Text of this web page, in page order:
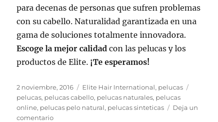
para decenas de personas que sufren problemas
con su cabello. Naturalidad garantizada en una
gama de soluciones totalmente innovadora.
Escoge la mejor calidad con las pelucas y los
productos de Elite. ¡Te esperamos!
Publicado
el
2 noviembre, 2016 Categorías
Elite Hair International, pelucas
pelucas, pelucas cabello, pelucas naturales, pelucas
online, pelucas pelo natural, pelucas sinteticas
Deja un
comentarioen